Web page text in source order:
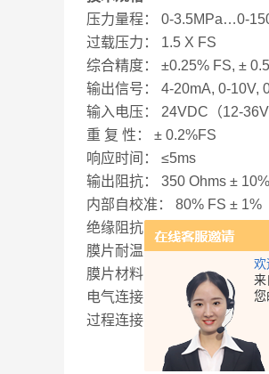
欢
来
您
压力量程： 0-3.5MPa…0-
过载压力：
综合精度： ±0.25% FS, ±
输出信号： 4-20mA, 0-10V,
输入电压： 24VDC（12-36V
重 复 性： ± 0.2%FS
响应时间： ≤5ms
输出阻抗： 350 Ohms ± 10%
内部自校准： 80% FS ± 1%
绝缘阻抗： 200MΩ @ 100
膜片耐温： 400℃
膜片材料： 17-4PH 带涂层
电气连接： 六芯航空插件，
过程连接： 1/2″-20UNF,